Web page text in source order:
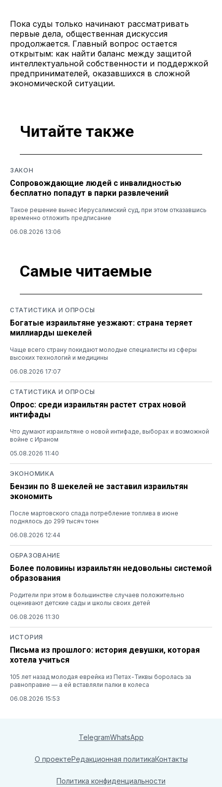
Пока суды только начинают рассматривать
первые дела, общественная дискуссия
продолжается. Главный вопрос остается
открытым: как найти баланс между защитой
интеллектуальной собственности и поддержкой
предпринимателей, оказавшихся в сложной
экономической ситуации.
Читайте также
ЗАКОН
Сопровождающие людей с инвалидностью
бесплатно попадут в парки развлечений
Такое решение вынес Иерусалимский суд, при этом отказавшись
временно отложить предписание
06.08.2026 13:06
Самые читаемые
СТАТИСТИКА И ОПРОСЫ
Богатые израильтяне уезжают: страна теряет
миллиарды шекелей
Чаще всего страну покидают молодые специалисты из сферы
высоких технологий и медицины
06.08.2026 17:07
СТАТИСТИКА И ОПРОСЫ
Опрос: среди израильтян растет страх новой
интифады
Что думают израильтяне о новой интифаде, выборах и возможной
войне с Ираном
05.08.2026 11:40
ЭКОНОМИКА
Бензин по 8 шекелей не заставил израильтян
экономить
После мартовского спада потребление топлива в июне
поднялось до 299 тысяч тонн
06.08.2026 12:44
ОБРАЗОВАНИЕ
Более половины израильтян недовольны системой
образования
Родители при этом в большинстве случаев положительно
оценивают детские сады и школы своих детей
06.08.2026 11:30
ИСТОРИЯ
Письма из прошлого: история девушки, которая
хотела учиться
105 лет назад молодая еврейка из Петах-Тиквы боролась за
равноправие — а ей вставляли палки в колеса
06.08.2026 15:53
TelegramWhatsApp
О проектеРедакционная политикаКонтакты
Политика конфиденциальности